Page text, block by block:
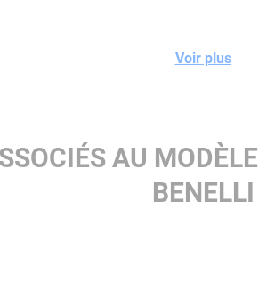
Voir plus
AU
BENELLI